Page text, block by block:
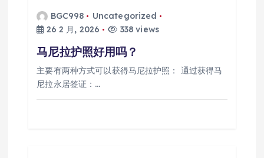
BGC998
Uncategorized
26 2 月, 2026
338 views
马尼拉护照好用吗？
主要有两种方式可以获得马尼拉护照： 通过获得马
尼拉永居签证：…